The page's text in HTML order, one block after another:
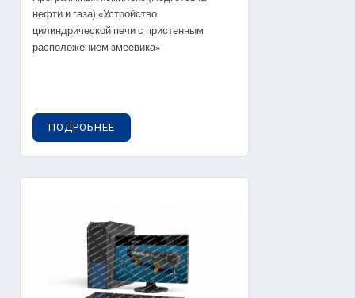
нефти и газа) «Устройство
цилиндрической печи с пристенным
расположением змеевика»
ПОДРОБНЕЕ